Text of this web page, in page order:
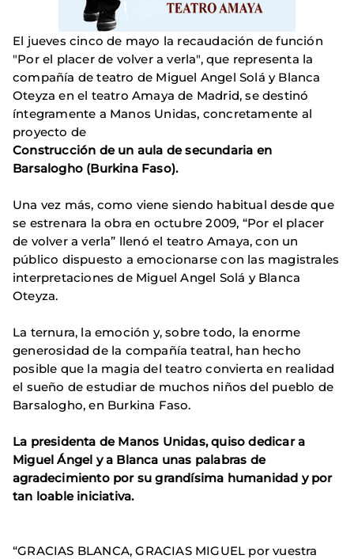
El jueves cinco de mayo la recaudación de función
"Por el placer de volver a verla", que representa la
compañía de teatro de Miguel Angel Solá y Blanca
Oteyza en el teatro Amaya de Madrid, se destinó
íntegramente a Manos Unidas, concretamente al
proyecto de
Construcción de un aula de secundaria en
Barsalogho (Burkina Faso).
Una vez más, como viene siendo habitual desde que
se estrenara la obra en octubre 2009, “Por el placer
de volver a verla” llenó el teatro Amaya, con un
público dispuesto a emocionarse con las magistrales
interpretaciones de Miguel Angel Solá y Blanca
Oteyza.
La ternura, la emoción y, sobre todo, la enorme
generosidad de la compañía teatral, han hecho
posible que la magia del teatro convierta en realidad
el sueño de estudiar de muchos niños del pueblo de
Barsalogho, en Burkina Faso.
La presidenta de Manos Unidas, quiso dedicar a
Miguel Ángel y a Blanca unas palabras de
agradecimiento por su grandísima humanidad y por
tan loable iniciativa.
“GRACIAS BLANCA, GRACIAS MIGUEL por vuestra